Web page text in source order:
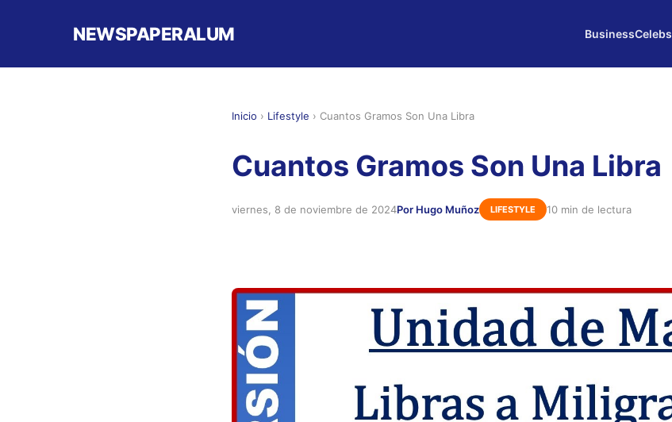
NEWSPAPERALUM BusinessCelebs
Inicio › Lifestyle › Cuantos Gramos Son Una Libra
Cuantos Gramos Son Una Libra
viernes, 8 de noviembre de 2024Por Hugo Muñoz LIFESTYLE 10 min de lectura